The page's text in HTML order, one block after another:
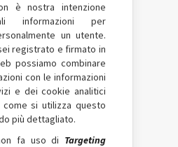
è nostra intenzione
informazioni per
un utente.
registrato e firmato in
possiamo combinare
con le informazioni
e dei cookie analitici
come si utilizza questo
più dettagliato.
fa uso di Targeting